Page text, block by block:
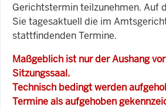
Gerichtstermin teilzunehmen. Auf
Sie tagesaktuell die im
stattfindenden Termine.
Maßgeblich ist nur der Aushang
Sitzungssaal.
Technisch bedingt werden
Termine als aufgehoben